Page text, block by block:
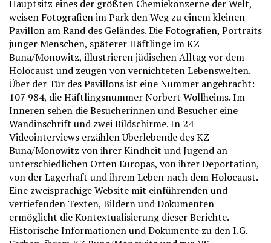
Hauptsitz eines der größten Chemiekonzerne der Welt,
weisen Fotografien im Park den Weg zu einem kleinen
Pavillon am Rand des Geländes. Die Fotografien, Portraits
junger Menschen, späterer Häftlinge im KZ
Buna/Monowitz, illustrieren jüdischen Alltag vor dem
Holocaust und zeugen von vernichteten Lebenswelten.
Über der Tür des Pavillons ist eine Nummer angebracht:
107 984, die Häftlingsnummer Norbert Wollheims. Im
Inneren sehen die Besucherinnen und Besucher eine
Wandinschrift und zwei Bildschirme. In 24
Videointerviews erzählen Überlebende des KZ
Buna/Monowitz von ihrer Kindheit und Jugend an
unterschiedlichen Orten Europas, von ihrer Deportation,
von der Lagerhaft und ihrem Leben nach dem Holocaust.
Eine zweisprachige Website mit einführenden und
vertiefenden Texten, Bildern und Dokumenten
ermöglicht die Kontextualisierung dieser Berichte.
Historische Informationen und Dokumente zu den I.G.